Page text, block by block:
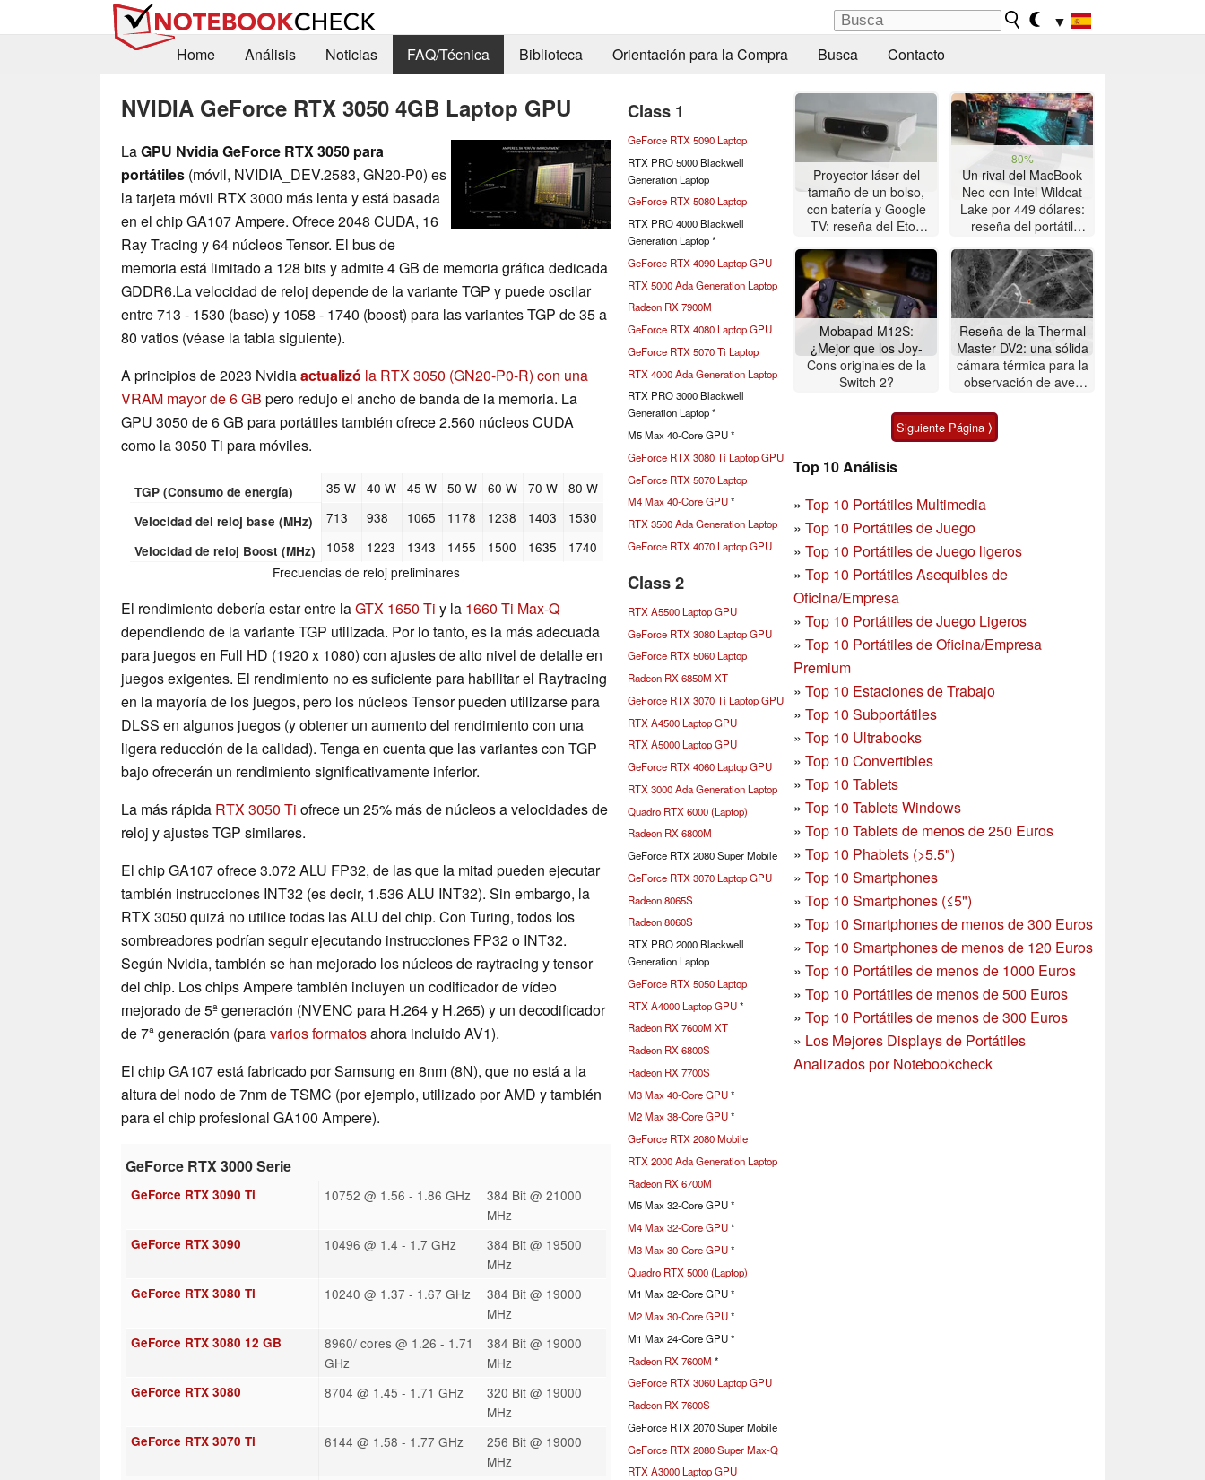
▼
Home
Análisis Noticias FAQ/Técnica Biblioteca Orientación para la Compra Busca Contacto
NVIDIA GeForce RTX 3050 4GB Laptop GPU
LaGPU Nvidia GeForce RTX 3050 para
portátiles (móvil, NVIDIA_DEV.2583, GN20-P0) es
la tarjeta móvil RTX 3000 más lenta y está basada
en el chip GA107 Ampere. Ofrece 2048 CUDA, 16
Ray Tracing y 64 núcleos Tensor. El bus de
memoria está limitado a 128 bits y admite 4 GB de memoria gráfica dedicada
GDDR6.La velocidad de reloj depende de la variante TGP y puede oscilar
entre 713 - 1530 (base) y 1058 - 1740 (boost) para las variantes TGP de 35 a
80 vatios (véase la tabla siguiente).
A principios de 2023 Nvidiaactualizó la RTX 3050 (GN20-P0-R) con una
VRAM mayor de 6 GB pero redujo el ancho de banda de la memoria. La
GPU 3050 de 6 GB para portátiles también ofrece 2.560 núcleos CUDA
como la 3050 Ti para móviles.
Frecuencias de reloj preliminares
TGP (Consumo de energía) 35 W 40 W 45 W 50 W 60 W 70 W 80 W
Velocidad del reloj base (MHz) 713 938 1065 1178 1238 1403 1530
Velocidad de reloj Boost (MHz) 1058 1223 1343 1455 1500 1635 1740
El rendimiento debería estar entre laGTX 1650 Ti y la 1660 Ti Max-Q
dependiendo de la variante TGP utilizada. Por lo tanto, es la más adecuada
para juegos en Full HD (1920 x 1080) con ajustes de alto nivel de detalle en
juegos exigentes. El rendimiento no es suficiente para habilitar el Raytracing
en la mayoría de los juegos, pero los núcleos Tensor pueden utilizarse para
DLSS en algunos juegos (y obtener un aumento del rendimiento con una
ligera reducción de la calidad). Tenga en cuenta que las variantes con TGP
bajo ofrecerán un rendimiento significativamente inferior.
La más rápida RTX 3050 Ti ofrece un 25% más de núcleos a velocidades de
reloj y ajustes TGP similares.
El chip GA107 ofrece 3.072 ALU FP32, de las que la mitad pueden ejecutar
también instrucciones INT32 (es decir, 1.536 ALU INT32). Sin embargo, la
RTX 3050 quizá no utilice todas las ALU del chip. Con Turing, todos los
sombreadores podrían seguir ejecutando instrucciones FP32 o INT32.
Según Nvidia, también se han mejorado los núcleos de raytracing y tensor
del chip. Los chips Ampere también incluyen un codificador de vídeo
mejorado de 5ª generación (NVENC para H.264 y H.265) y un decodificador
de 7ª generación (paravarios formatosahora incluido AV1).
El chip GA107 está fabricado por Samsung en 8nm (8N), que no está a la
altura del nodo de 7nm de TSMC (por ejemplo, utilizado por AMD y también
para el chip profesional GA100 Ampere).
GeForce RTX 3000 Serie
GeForce RTX 3090 Ti 10752 @ 1.56 - 1.86 GHz
384 Bit @ 21000
MHz
GeForce RTX 3090 10496 @ 1.4 - 1.7 GHz
384 Bit @ 19500
MHz
GeForce RTX 3080 Ti 10240 @ 1.37 - 1.67 GHz
384 Bit @ 19000
MHz
GeForce RTX 3080 12 GB
8960/ cores @ 1.26 - 1.71
GHz
384 Bit @ 19000
MHz
GeForce RTX 3080 8704 @ 1.45 - 1.71 GHz
320 Bit @ 19000
MHz
GeForce RTX 3070 Ti 6144 @ 1.58 - 1.77 GHz
256 Bit @ 19000
MHz
Class 1
GeForce RTX 5090 Laptop
RTX PRO 5000 Blackwell
Generation Laptop
GeForce RTX 5080 Laptop
RTX PRO 4000 Blackwell
Generation Laptop *
GeForce RTX 4090 Laptop GPU
RTX 5000 Ada Generation Laptop
Radeon RX 7900M
GeForce RTX 4080 Laptop GPU
GeForce RTX 5070 Ti Laptop
RTX 4000 Ada Generation Laptop
RTX PRO 3000 Blackwell
Generation Laptop *
M5 Max 40-Core GPU *
GeForce RTX 3080 Ti Laptop GPU
GeForce RTX 5070 Laptop
M4 Max 40-Core GPU*
RTX 3500 Ada Generation Laptop
GeForce RTX 4070 Laptop GPU
Class 2
RTX A5500 Laptop GPU
GeForce RTX 3080 Laptop GPU
GeForce RTX 5060 Laptop
Radeon RX 6850M XT
GeForce RTX 3070 Ti Laptop GPU
RTX A4500 Laptop GPU
RTX A5000 Laptop GPU
GeForce RTX 4060 Laptop GPU
RTX 3000 Ada Generation Laptop
Quadro RTX 6000 (Laptop)
Radeon RX 6800M
GeForce RTX 2080 Super Mobile
GeForce RTX 3070 Laptop GPU
Radeon 8065S
Radeon 8060S
RTX PRO 2000 Blackwell
Generation Laptop
GeForce RTX 5050 Laptop
RTX A4000 Laptop GPU*
Radeon RX 7600M XT
Radeon RX 6800S
Radeon RX 7700S
M3 Max 40-Core GPU*
M2 Max 38-Core GPU*
GeForce RTX 2080 Mobile
RTX 2000 Ada Generation Laptop
Radeon RX 6700M
M5 Max 32-Core GPU *
M4 Max 32-Core GPU*
M3 Max 30-Core GPU*
Quadro RTX 5000 (Laptop)
M1 Max 32-Core GPU *
M2 Max 30-Core GPU*
M1 Max 24-Core GPU *
Radeon RX 7600M *
GeForce RTX 3060 Laptop GPU
Radeon RX 7600S
GeForce RTX 2070 Super Mobile
GeForce RTX 2080 Super Max-Q
RTX A3000 Laptop GPU
Proyector láser del
tamaño de un bolso,
con batería y Google
TV: reseña del Etoe
80%
Un rival del MacBook
Neo con Intel Wildcat
Lake por 449 dólares:
reseña del portátil
Mobapad M12S:
¿Mejor que los Joy-
Cons originales de la
Switch 2?
Reseña de la Thermal
Master DV2: una sólida
cámara térmica para la
observación de aves
pulgadas
Siguiente Página ⟩
Top 10 Análisis
» Top 10 Portátiles Multimedia
» Top 10 Portátiles de Juego
» Top 10 Portátiles de Juego ligeros
» Top 10 Portátiles Asequibles de
Oficina/Empresa
» Top 10 Portátiles de Juego Ligeros
» Top 10 Portátiles de Oficina/Empresa
Premium
» Top 10 Estaciones de Trabajo
» Top 10 Subportátiles
» Top 10 Ultrabooks
» Top 10 Convertibles
» Top 10 Tablets
» Top 10 Tablets Windows
» Top 10 Tablets de menos de 250 Euros
» Top 10 Phablets (>5.5")
» Top 10 Smartphones
» Top 10 Smartphones (≤5")
» Top 10 Smartphones de menos de 300 Euros
» Top 10 Smartphonesde menos de 120 Euros
» Top 10 Portátiles de menos de 1000 Euros
» Top 10 Portátiles de menos de 500 Euros
» Top 10 Portátiles de menos de 300 Euros
» Los Mejores Displays de Portátiles
Analizados por Notebookcheck